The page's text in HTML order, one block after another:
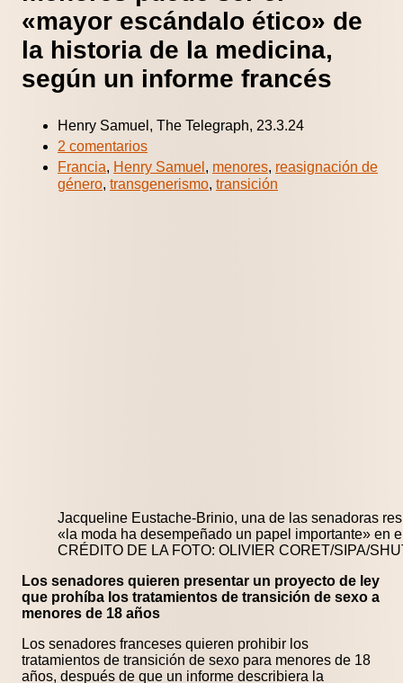
«mayor escándalo ético» de
la historia de la medicina,
según un informe francés
Henry Samuel, The Telegraph, 23.3.24
2 comentarios
Francia, Henry Samuel , menores, reasignación de
género, transgenerismo, transición
Jacqueline Eustache-Brinio, una de las senadoras
«la moda ha desempeñado un papel importante» en
CRÉDITO DE LA FOTO: OLIVIER CORET/SIPA/
Los senadores quieren presentar un proyecto de ley
que prohíba los tratamientos de transición de sexo a
menores de 18 años
Los senadores franceses quieren prohibir los
tratamientos de transición de sexo para menores de 18
años, después de que un informe describiera la